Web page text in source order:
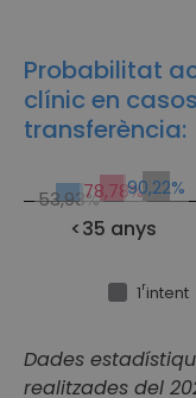
Probabilitat
clínic en
transferència:
Taxa d'èxit acumulada
<35 anys
53,93%78,78%90,22%
1rintent
Dades
realitzades del